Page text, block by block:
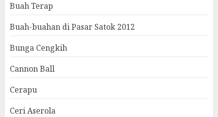
Buah Terap
Buah-buahan di Pasar Satok 2012
Bunga Cengkih
Cannon Ball
Cerapu
Ceri Aserola